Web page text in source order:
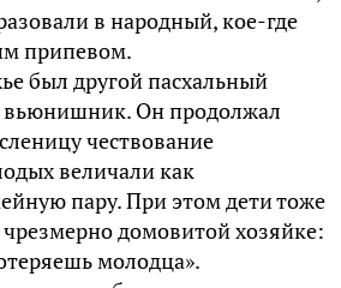
в народный, кое-где
припевом.
был другой пасхальный
вьюнишник. Он продолжал
чествование
величали как
пару. При этом дети тоже
домовитой хозяйке:
молодца».